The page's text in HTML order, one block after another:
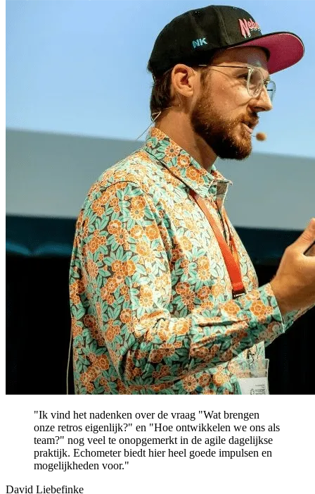
"Ik vind het nadenken over de vraag "Wat brengen
onze retros eigenlijk?" en "Hoe ontwikkelen we ons als
team?" nog veel te onopgemerkt in de agile dagelijkse
praktijk. Echometer biedt hier heel goede impulsen en
mogelijkheden voor."
David Liebefinke